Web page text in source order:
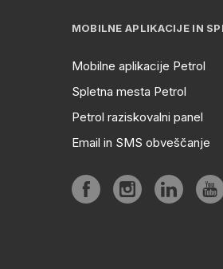
MOBILNE APLIKACIJE IN
Mobilne aplikacije Petrol
Spletna mesta Petrol
Petrol raziskovalni panel
Email in SMS obveščanje